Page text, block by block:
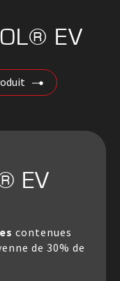
EV
EV
contenues
de 30% de